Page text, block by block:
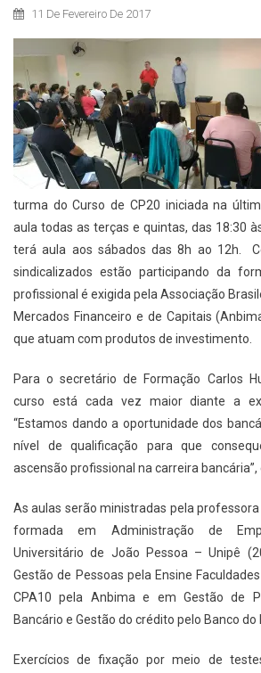
11 De Fevereiro De 2017
turma do Curso de CP20 iniciada na
aula todas as terças e quintas, das 18:30
terá aula aos sábados das 8h ao 12h.
sindicalizados estão participando da
profissional é exigida pela Associação
Mercados Financeiro e de Capitais
que atuam com produtos de investimento.
Para o secretário de Formação Carlos
curso está cada vez maior diante a
“Estamos dando a oportunidade dos
nível de qualificação para que
ascensão profissional na carreira bancária”,
As aulas serão ministradas pela professora
formada em Administração de
Universitário de João Pessoa – Unipê
Gestão de Pessoas pela Ensine
CPA10 pela Anbima e em Gestão de
Bancário e Gestão do crédito pelo Banco do
Exercícios de fixação por meio de